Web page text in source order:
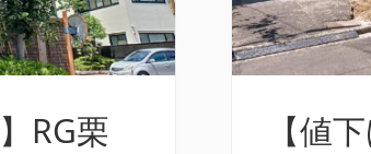
RG栗
【値